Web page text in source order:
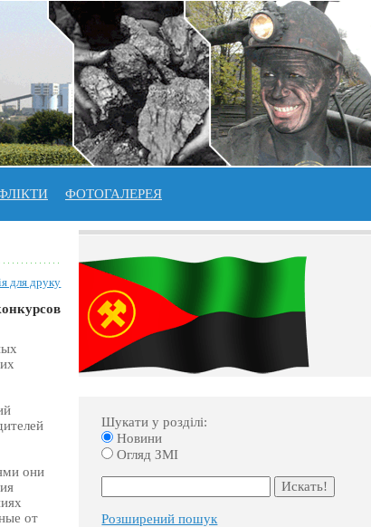
ФОТОГАЛЕРЕЯ
для друку
они
от
Шукати у розділі:
Новини
Огляд ЗМІ
Розширений пошук